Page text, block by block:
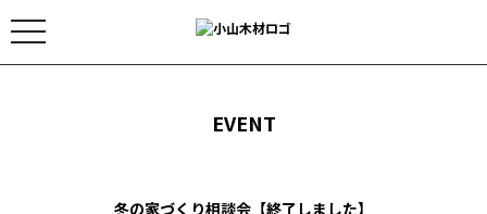
toggle
navigation
EVENT
冬の家づくり相談会【終了しました】